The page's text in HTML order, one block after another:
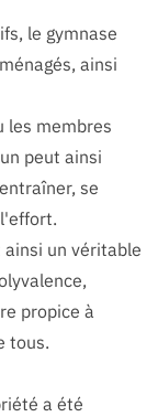
le gymnase
ainsi
les membres
peut ainsi
se
ainsi un véritable
propice à
tous.
a été